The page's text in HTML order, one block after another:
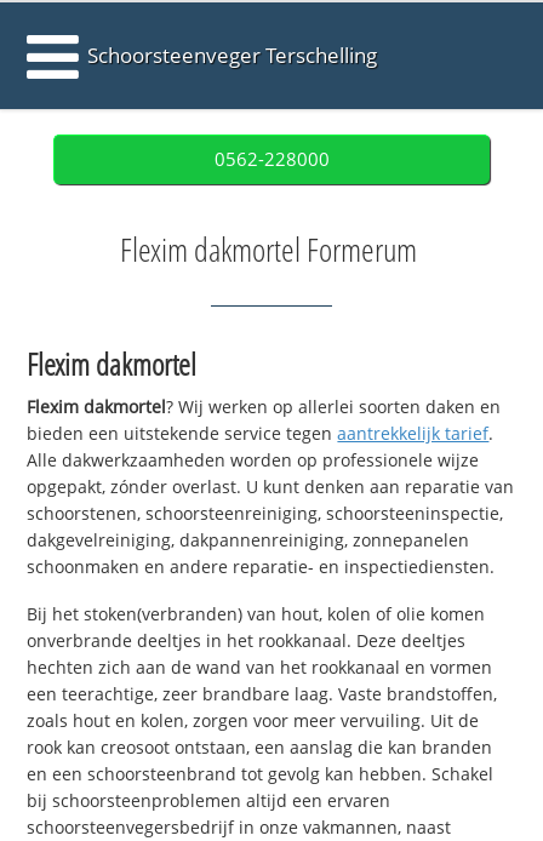
Schoorsteenveger Terschelling
0562-228000
Flexim dakmortel Formerum
Flexim dakmortel
Flexim dakmortel? Wij werken op allerlei soorten daken en
bieden een uitstekende service tegenaantrekkelijk tarief.
Alle dakwerkzaamheden worden op professionele wijze
opgepakt, zónder overlast. U kunt denken aan reparatie van
schoorstenen, schoorsteenreiniging, schoorsteeninspectie,
dakgevelreiniging, dakpannenreiniging, zonnepanelen
schoonmaken en andere reparatie- en inspectiediensten.
Bij het stoken(verbranden) van hout, kolen of olie komen
onverbrande deeltjes in het rookkanaal. Deze deeltjes
hechten zich aan de wand van het rookkanaal en vormen
een teerachtige, zeer brandbare laag. Vaste brandstoffen,
zoals hout en kolen, zorgen voor meer vervuiling. Uit de
rook kan creosoot ontstaan, een aanslag die kan branden
en een schoorsteenbrand tot gevolg kan hebben. Schakel
bij schoorsteenproblemen altijd een ervaren
schoorsteenvegersbedrijf in onze vakmannen, naast